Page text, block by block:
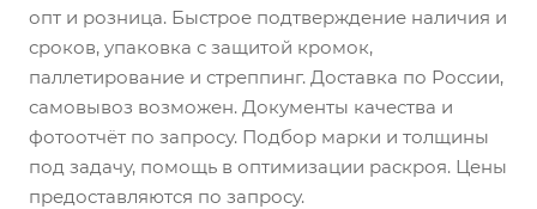
опт и розница. Быстрое подтверждение наличия и
сроков, упаковка с защитой кромок,
паллетирование и стреппинг. Доставка по России,
самовывоз возможен. Документы качества и
фотоотчёт по запросу. Подбор марки и толщины
под задачу, помощь в оптимизации раскроя. Цены
предоставляются по запросу.